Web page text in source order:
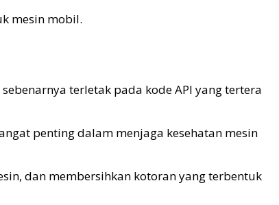
mesin mobil.
terletak pada kode API yang tertera
penting dalam menjaga kesehatan mesin
dan membersihkan kotoran yang terbentuk